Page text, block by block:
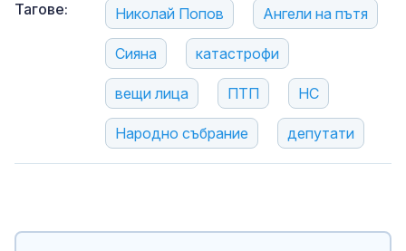
Тагове: Николай Попов Ангели на пътя
Сияна катастрофи
вещи лица ПТП НС
Народно събрание депутати